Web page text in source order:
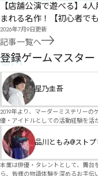
【店舗公演で遊べる】4
まれる名作！【初心者で
2026年7月9日更新
記事一覧へ
GM
登録ゲームマスター
星乃圭吾
2019年より、マーダーミステリーのゲ
優・アイドルとしての活動経験を活
ら、お客様に物語の世界へ入り込んで
身でも作品制作を行っているので、
品の魅力をお客様に届けられるような公演を心がけてい
ディングを迎えるのか、どんな物
に大好きです！ 対応可能作品は、オフライン（対面）作品のみとなります。 得意分野をひとつ挙げ
るなら恋愛もの（恋愛要素を含む
品川ともみ@スト
本業は俳優・タレントとして、舞台を中心に
ら、皆様の物語体験を深めるお手伝いができればと